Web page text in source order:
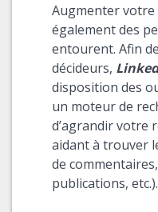
Augmenter votre
également des
entourent. Afin
décideurs,
disposition des
un moteur de
d’agrandir votre
aidant à trouver
de
publications, etc.).